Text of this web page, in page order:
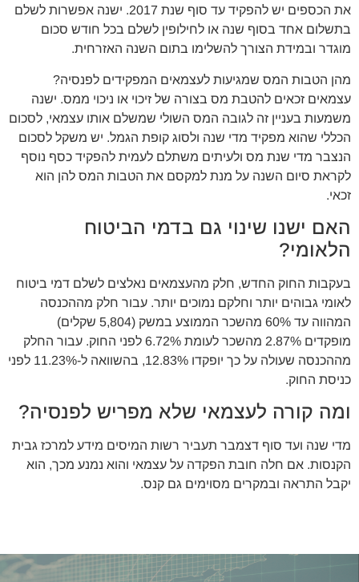
את הכספים יש להפקיד עד סוף שנת 2017. ישנה אפשרות לשלם
בתשלום אחד בסוף שנה או לחילופין לשלם בכל חודש סכום
מוגדר ובמידת הצורך להשלימו בתום השנה האזרחית.
מהן הטבות המס שמגיעות לעצמאים המפקידים לפנסיה?
עצמאים זכאים להטבת מס בצורה של זיכוי או ניכוי ממס. ישנה
משמעות בעניין זה לגובה המס השולי שמשלם אותו עצמאי, לסכום
הכללי שהוא מפקיד מדי שנה ולסוג קופת הגמל. יש משקל לסכום
הנצבר מדי שנת מס ולעיתים משתלם לעמית להפקיד כסף נוסף
לקראת סיום השנה על מנת למקסם את הטבות המס להן הוא
זכאי.
האם ישנו שינוי גם בדמי הביטוח
הלאומי?
בעקבות החוק החדש, חלק מהעצמאים נאלצים לשלם דמי ביטוח
לאומי גבוהים יותר וחלקם נמוכים יותר. עבור חלק מההכנסה
המהווה עד 60% מהשכר הממוצע במשק (5,804 שקלים)
מופקדים 2.87% מהשכר לעומת 6.72% לפני החוק. עבור החלק
מההכנסה שעולה על כך יופקדו 12.83%, בהשוואה ל-11.23% לפני
כניסת החוק.
ומה קורה לעצמאי שלא מפריש לפנסיה?
מדי שנה ועד סוף דצמבר תעביר רשות המיסים מידע למרכז גבית
הקנסות. אם חלה חובת הפקדה על עצמאי והוא נמנע מכך, הוא
יקבל התראה ובמקרים מסוימים גם קנס.